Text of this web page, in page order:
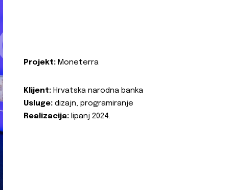
Projekt: Moneterra
Klijent: Hrvatska narodna banka
Usluge: dizajn, programiranje
Realizacija: lipanj 2024.